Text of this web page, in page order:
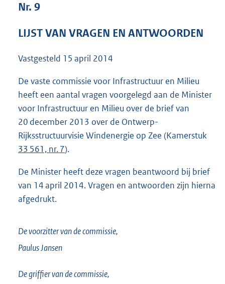
:
Nr. 9
LIJST VAN VRAGEN EN ANTWOORDEN
Vastgesteld 15 april 2014
De vaste commissie voor Infrastructuur en Milieu
heeft een aantal vragen voorgelegd aan de Minister
voor Infrastructuur en Milieu over de brief van
20 december 2013 over de Ontwerp-
Rijksstructuurvisie Windenergie op Zee (Kamerstuk
33 561, nr. 7).
De Minister heeft deze vragen beantwoord bij brief
van 14 april 2014. Vragen en antwoorden zijn hierna
afgedrukt.
De voorzitter van de commissie,
PaulusJansen
De griffier van de commissie,